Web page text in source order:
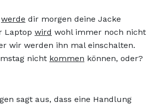
werde dir morgen deine Jacke
Laptop wird wohl immer noch nicht
wir werden ihn mal einschalten.
nicht kommen können, oder?
sagt aus, dass eine Handlung